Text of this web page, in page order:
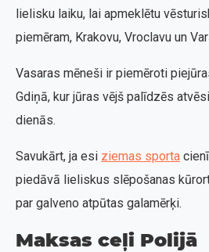
lielisku laiku, lai apmeklētu
piemēram, Krakovu, Vroclavu un
Vasaras mēneši ir piemēroti
Gdiņā, kur jūras vējš palīdzēs
dienās.
Savukārt, ja esi ziemas sporta
piedāvā lieliskus slēpošanas
par galveno atpūtas galamērķi.
Maksas ceļi Polijā